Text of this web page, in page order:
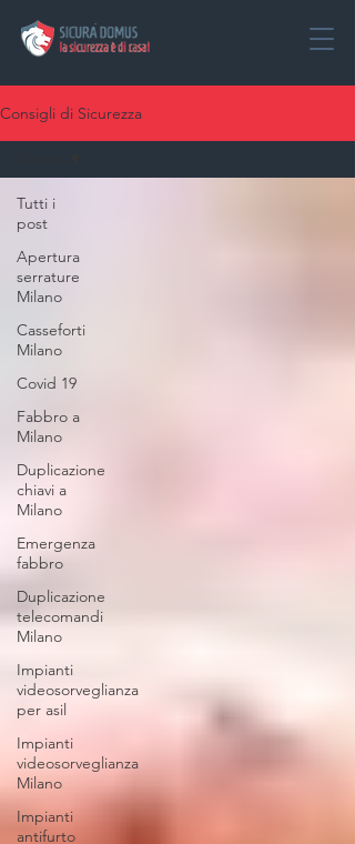
Consigli di Sicurezza
Tutti i
post
Apertura
serrature
Milano
Casseforti
Milano
Covid 19
Fabbro a
Milano
Duplicazione
chiavi a
Milano
Emergenza
fabbro
Duplicazione
telecomandi
Milano
Impianti
videosorveglianza
per asil
Impianti
videosorveglianza
Milano
Impianti
antifurto